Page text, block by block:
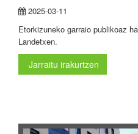
2025-03-11
Etorkizuneko garraio publikoaz
Landetxen.
Jarraitu irakurtzen